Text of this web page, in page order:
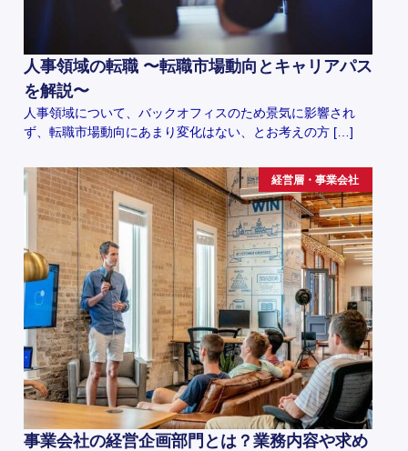
人事領域の転職 〜転職市場動向とキャリアパス
を解説〜
人事領域について、バックオフィスのため景気に影響され
ず、転職市場動向にあまり変化はない、とお考えの方 […]
経営層・事業会社
事業会社の経営企画部門とは？業務内容や求め